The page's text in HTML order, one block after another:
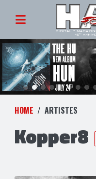
HOME ARTISTES
Kopper8